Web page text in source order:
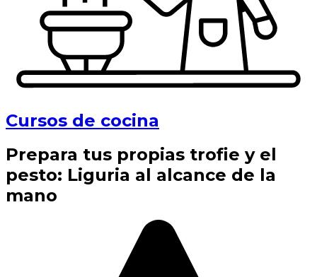
Cursos de cocina
Prepara tus propias trofie y el
pesto: Liguria al alcance de la
mano